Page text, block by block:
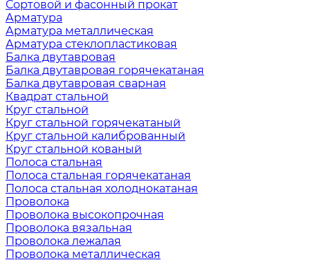
Сортовой и фасонный прокат
Арматура
Арматура металлическая
Арматура стеклопластиковая
Балка двутавровая
Балка двутавровая горячекатаная
Балка двутавровая сварная
Квадрат стальной
Круг стальной
Круг стальной горячекатаный
Круг стальной калиброванный
Круг стальной кованый
Полоса стальная
Полоса стальная горячекатаная
Полоса стальная холоднокатаная
Проволока
Проволока высокопрочная
Проволока вязальная
Проволока лежалая
Проволока металлическая